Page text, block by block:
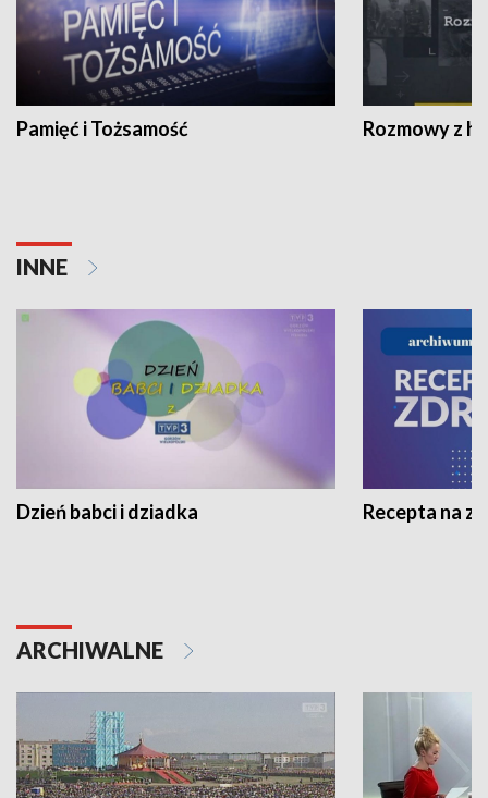
Pamięć i Tożsamość Rozmowy z
INNE
Dzień babci i dziadka Recepta na
ARCHIWALNE